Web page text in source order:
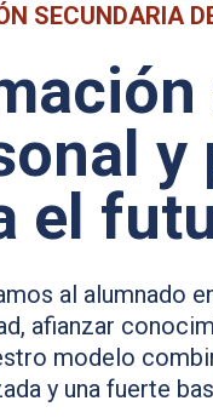
SECUNDARIA
y
el
al alumnado
afianzar
modelo
y una fuerte